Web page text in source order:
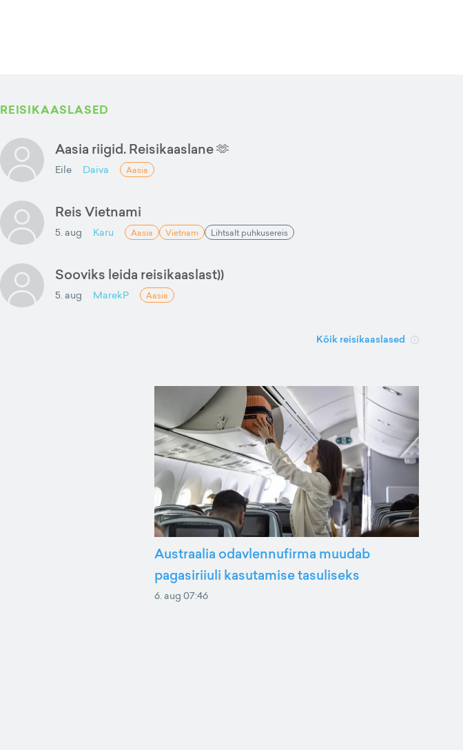
REISIKAASLASED
Aasia riigid. Reisikaaslane 🫶
Eile Daiva Aasia
Reis Vietnami
5. aug Karu Aasia Vietnam Lihtsalt puhkusereis
Sooviks leida reisikaaslast))
5. aug MarekP Aasia
Kõik reisikaaslased
Austraalia odavlennufirma muudab
pagasiriiuli kasutamise tasuliseks
6. aug 07:46